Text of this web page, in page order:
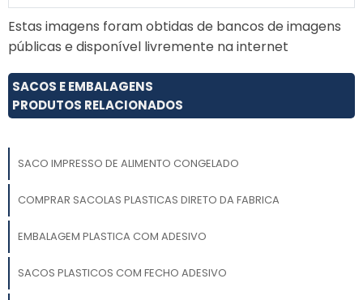
Estas imagens foram obtidas de bancos de imagens
públicas e disponível livremente na internet
SACOS E EMBALAGENS
PRODUTOS RELACIONADOS
SACO IMPRESSO DE ALIMENTO CONGELADO
COMPRAR SACOLAS PLASTICAS DIRETO DA FABRICA
EMBALAGEM PLASTICA COM ADESIVO
SACOS PLASTICOS COM FECHO ADESIVO